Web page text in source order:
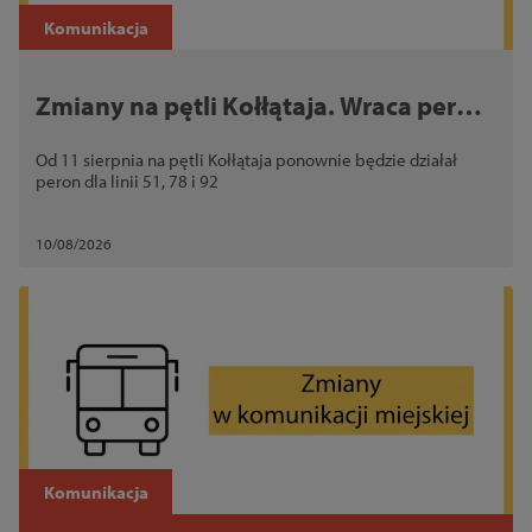
Komunikacja
Zmiany na pętli Kołłątaja. Wraca peron
Od 11 sierpnia na pętli Kołłątaja ponownie będzie działał
peron dla linii 51, 78 i 92
10/08/2026
Komunikacja